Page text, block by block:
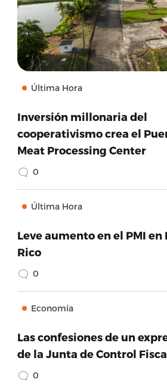
Última Hora
Inversión millonaria del
cooperativismo crea el
Meat Processing Center
0
Última Hora
Leve aumento en el PMI en
Rico
0
Economía
Las confesiones de un
de la Junta de Control
0